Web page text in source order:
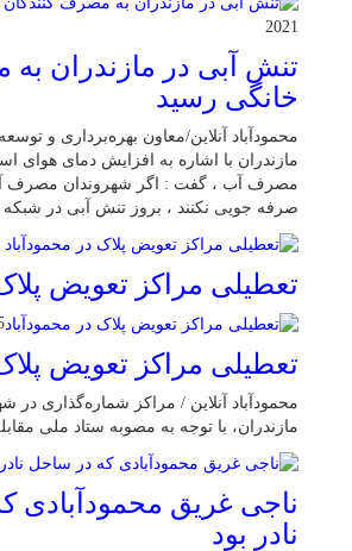
2021
تنش آبی در مازندران
خانگی رسيد
محمودآباد آنلاین/معاون بهره‌برداری و
مازندران با اشاره به افزایش دمای هوای
مصرف آب ، گفت : اگر شهروندان مصرف
صرفه جویی نکنند ، بروز تنش آبی در
تعطیلی مراکز تعویض
05
تعطیلی مراکز تعویض
محمودآباد آنلاین / مراکز شماره‌گذاری در
مازندران، با توجه به مصوبه ستاد ملی
ناجی غریق محمودآبادی
نادر بود